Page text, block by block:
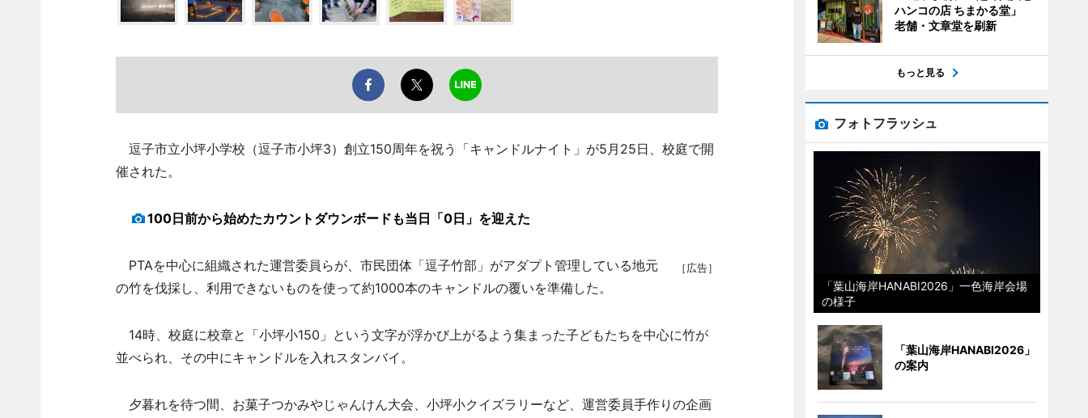
逗子市立小坪小学校（逗子市小坪3）創立150周年を祝う「キャンドルナイト」が5月25日、校庭で開
催された。
100日前から始めたカウントダウンボードも当日「0日」を迎えた
［広告］
PTAを中心に組織された運営委員らが、市民団体「逗子竹部」がアダプト管理している地元
の竹を伐採し、利用できないものを使って約1000本のキャンドルの覆いを準備した。
14時、校庭に校章と「小坪小150」という文字が浮かび上がるよう集まった子どもたちを中心に竹が
並べられ、その中にキャンドルを入れスタンバイ。
夕暮れを待つ間、お菓子つかみやじゃんけん大会、小坪小クイズラリーなど、運営委員手作りの企画
ハンコの店 ちまかる堂」
老舗・文章堂を刷新
もっと見る
フォトフラッシュ
「葉山海岸HANABI2026」一色海岸会場
の様子
「葉山海岸HANABI2026」
の案内